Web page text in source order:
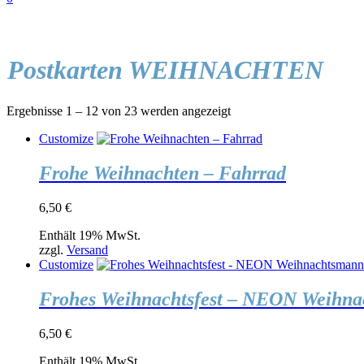
Postkarten WEIHNACHTEN
Ergebnisse 1 – 12 von 23 werden angezeigt
Customize
Frohe Weihnachten – Fahrrad
6,50 €
Enthält 19% MwSt.
zzgl. Versand
Customize
Frohes Weihnachtsfest – NEON
6,50 €
Enthält 19% MwSt.